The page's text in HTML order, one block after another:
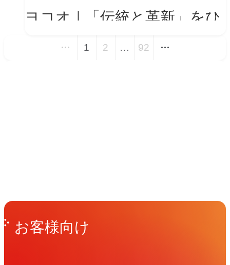
ヨコオ｜「伝統と革新」をひ
とつの世界観に──新VIを体
1 2 … 92
Get in Touchお問い合わせ
お客様向け